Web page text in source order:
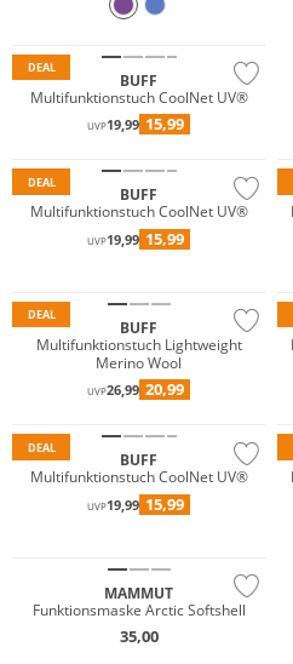
DEAL
BUFF
Multifunktionstuch CoolNet UV®
UVP19,99 15,99
DEAL
BUFF
Multifunktionstuch CoolNet UV®
UVP19,99 15,99
DEAL
BUFF
Multifunktionstuch Lightweight
Merino Wool
UVP26,99 20,99
DEAL
BUFF
Multifunktionstuch CoolNet UV®
UVP19,99 15,99
MAMMUT
Funktionsmaske Arctic Softshell
35,00